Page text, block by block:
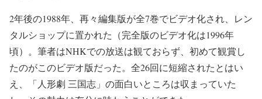
2年後の1988年、再々編集版が全7巻でビデオ化され、レン
タルショップに置かれた（完全版のビデオ化は1996年
頃）。筆者はNHKでの放送は観ておらず、初めて観賞し
たのがこのビデオ版だった。全26回に短縮されたとはい
え、「人形劇 三国志」の面白いところは収まっていた